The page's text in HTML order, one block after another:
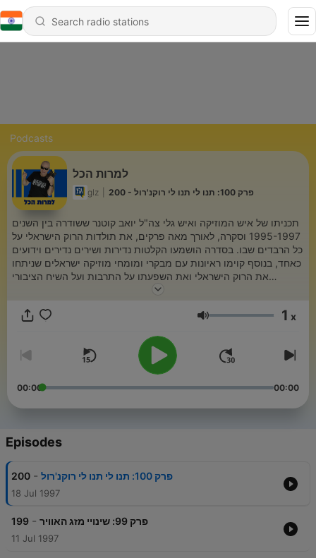
Podcasts
למרות הכל
glz 200 - פרק 100: תנו לי תנו לי רוקנ'רול
תכניתו של איש המוזיקה ואיש גלי צה"ל יואב קוטנר ששודרה בין השנים
1995-1997 וסקרה, לאורך מאה פרקים, את תולדות הרוק הישראלי על
כל הרבדים שבו. בסדרה הושמעו הקלטות נדירות ושירים נדירים וידועים
כאחד, בנוסף קוימו ראיונות עם מבקרי ומומחי מוזיקה ישראלים שניתחו
את הרוק הישראלי ואת השפעתו על התרבות ועל השיח הציבורי
הישראלי. מאה הפרקים של הסדרה מספקים מבט כוללני וייחודי על
Volume 1 x
00:00 00:00
Episodes
200 - פרק 100: תנו לי תנו לי רוקנ'רול
18 Jul 1997
199 - פרק 99: שינויי מזג האוויר
11 Jul 1997